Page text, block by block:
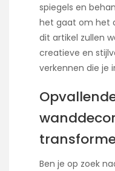
spiegels en
het gaat om het
dit artikel zullen
creatieve en
verkennen die je
Ben je op zoek